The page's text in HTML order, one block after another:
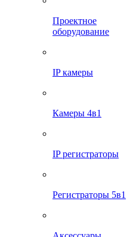
Проектное
оборудование
IP камеры
Камеры 4в1
IP регистраторы
Регистраторы 5в1